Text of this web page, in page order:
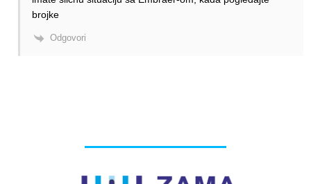
brojke
Odgovori